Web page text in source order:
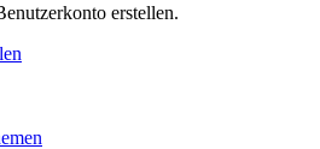
erstellen.